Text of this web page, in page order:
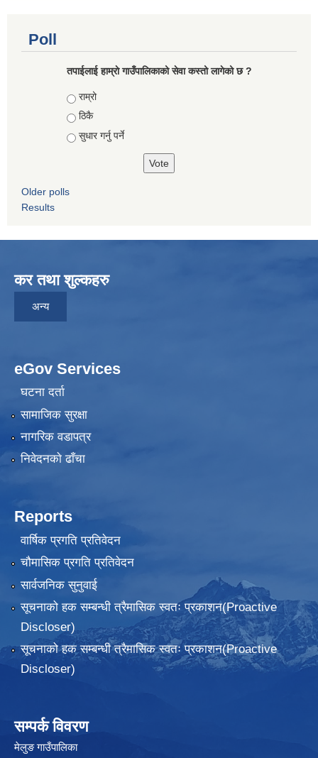
Poll
तपाईलाई हाम्राे गाउँपालिकाको सेवा कस्तो लागेको छ ?
Choices
राम्रो
ठिकै
सुधार गर्नु पर्ने
Older polls
Results
कर तथा शुल्कहरु
अन्य
eGov Services
घटना दर्ता
सामाजिक सुरक्षा
नागरिक वडापत्र
निवेदनकाे ढाँचा
Reports
वार्षिक प्रगति प्रतिवेदन
चौमासिक प्रगति प्रतिवेदन
सार्वजनिक सुनुवाई
सूचनाको हक सम्बन्धी त्रैमासिक स्वतः प्रकाशन(Proactive
Discloser)
सूचनाको हक सम्बन्धी त्रैमासिक स्वतः प्रकाशन(Proactive
Discloser)
सम्पर्क विवरण
मेलुङ गाउँपालिका